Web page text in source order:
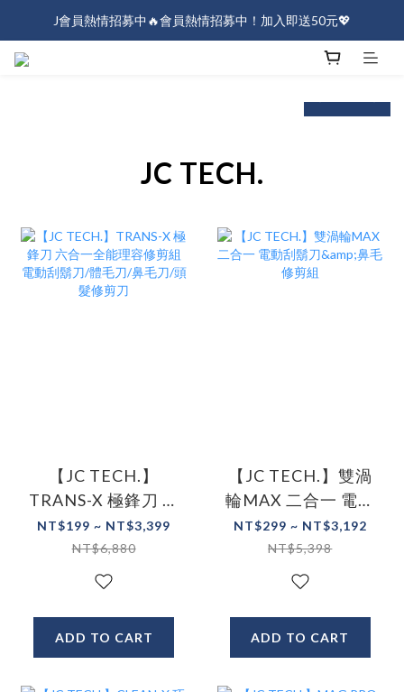
J會員熱情招募中🔥會員熱情招募中！加入即送50元💖
J會員熱情招募中🔥會員熱情招募中！加入即送50元💖
J會員熱情招募中🔥會員熱情招募中！加入即送50元💖 next
JC TECH.
【JC TECH.】
TRANS-X 極鋒刀 六
合一全能理容修剪
組 電動刮鬍刀/體毛
刀/鼻毛刀/頭髮修剪
NT$199 ~ NT$3,399
NT$6,880
ADD TO CART
【JC TECH.】雙渦
輪MAX 二合一 電動
刮鬍刀&鼻毛修剪組
NT$299 ~ NT$3,192
NT$5,398
ADD TO CART